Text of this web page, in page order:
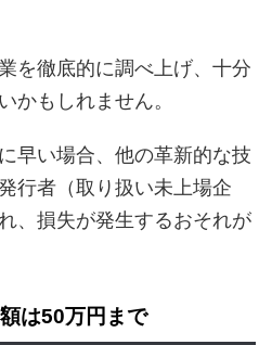
を徹底的に調べ上げ、十分
かもしれません。
早い場合、他の革新的な技
行者（取り扱い未上場企
、損失が発生するおそれが
は50万円まで